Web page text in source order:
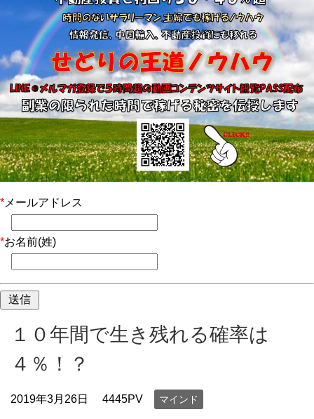
* メールアドレス
*お名前(姓)
１０年間で生き残れる確率は
４％！？
2019年3月26日 4445PV マインド